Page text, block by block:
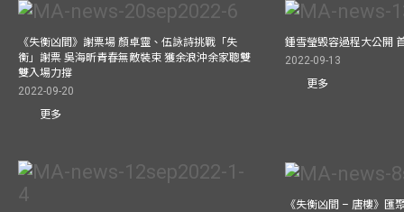
《失衡凶間》謝票場 顏卓靈、伍詠詩挑戰「失
衡」謝票 吳海昕青春無敵裝束 獲余浪沖余家聰雙
雙入場力撐
2022-09-20
更多
鍾雪瑩毁容過程大公開
2022-09-13
更多
《失衡凶間 – 唐樓》匯